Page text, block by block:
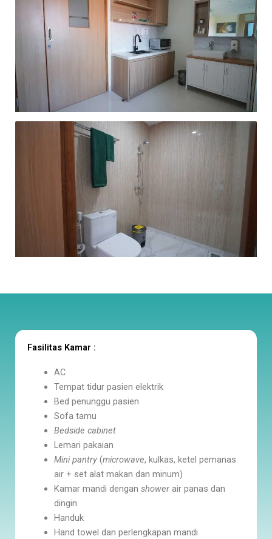
Fasilitas Kamar :
AC
Tempat tidur pasien elektrik
Bed penunggu pasien
Sofa tamu
Bedside cabinet
Lemari pakaian
Mini pantry (microwave, kulkas, ketel pemanas
air + set alat makan dan minum)
Kamar mandi dengan shower air panas dan
dingin
Handuk
Hand towel dan perlengkapan mandi